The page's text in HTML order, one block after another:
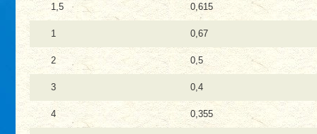
1,5 0,615
1 0,67
2 0,5
3 0,4
4 0,355